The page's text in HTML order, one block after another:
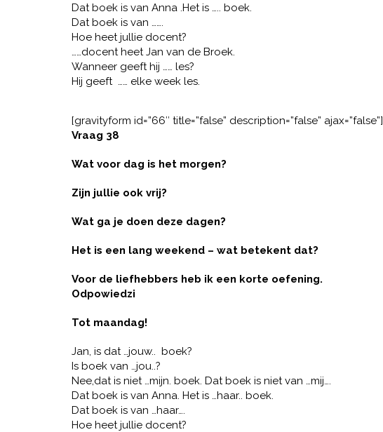
Dat boek is van Anna .Het is ….. boek.
Dat boek is van …….
Hoe heet jullie docent?
……docent heet Jan van de Broek.
Wanneer geeft hij …… les?
Hij geeft …… elke week les.
[gravityform id=”66″ title=”false” description=”false” ajax=”false”]
Vraag 38
Wat voor dag is het morgen?
Zijn jullie ook vrij?
Wat ga je doen deze dagen?
Het is een lang weekend – wat betekent dat?
Voor de liefhebbers heb ik een korte oefening.
Odpowiedzi
Tot maandag!
Jan, is dat …jouw.. boek?
Is boek van …jou..?
Nee,dat is niet …mijn. boek. Dat boek is niet van …mij….
Dat boek is van Anna. Het is …haar.. boek.
Dat boek is van …haar….
Hoe heet jullie docent?